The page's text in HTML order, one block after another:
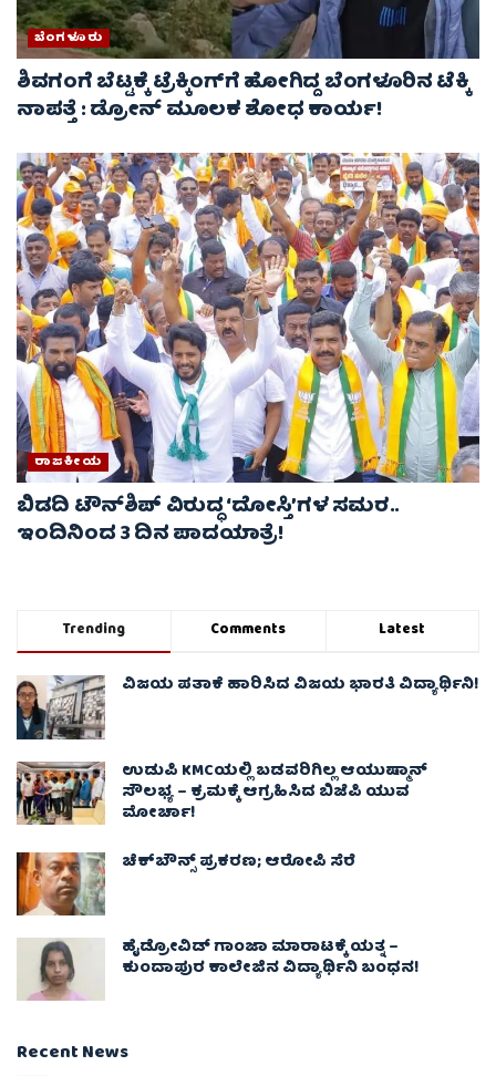
ಬೆಂಗಳೂರು
ಶಿವಗಂಗೆ ಬೆಟ್ಟಕ್ಕೆ ಟ್ರೆಕ್ಕಿಂಗ್‌ಗೆ ಹೋಗಿದ್ದ ಬೆಂಗಳೂರಿನ ಟೆಕ್ಕಿ
ನಾಪತ್ತೆ : ಡ್ರೋನ್ ಮೂಲಕ ಶೋಧ ಕಾರ್ಯ!
ರಾಜಕೀಯ
ಬಿಡದಿ ಟೌನ್‌ಶಿಪ್ ವಿರುದ್ಧ ‘ದೋಸ್ತಿ’ಗಳ ಸಮರ..
ಇಂದಿನಿಂದ 3 ದಿನ ಪಾದಯಾತ್ರೆ!
Trending Comments Latest
ವಿಜಯ ಪತಾಕೆ ಹಾರಿಸಿದ ವಿಜಯ ಭಾರತಿ ವಿದ್ಯಾರ್ಥಿನಿ!
ಉಡುಪಿ KMCಯಲ್ಲಿ ಬಡವರಿಗಿಲ್ಲ ಆಯುಷ್ಮಾನ್
ಸೌಲಭ್ಯ – ಕ್ರಮಕ್ಕೆ ಆಗ್ರಹಿಸಿದ ಬಿಜೆಪಿ ಯುವ
ಮೋರ್ಚಾ!
ಚೆಕ್​ಬೌನ್ಸ್​ ಪ್ರಕರಣ; ಆರೋಪಿ ಸೆರೆ
ಹೈಡ್ರೋವಿಡ್ ಗಾಂಜಾ ಮಾರಾಟಕ್ಕೆ ಯತ್ನ –
ಕುಂದಾಪುರ ಕಾಲೇಜಿನ ವಿದ್ಯಾರ್ಥಿನಿ ಬಂಧನ!
Recent News